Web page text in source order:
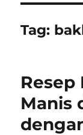
Tag:
Resep
Manis